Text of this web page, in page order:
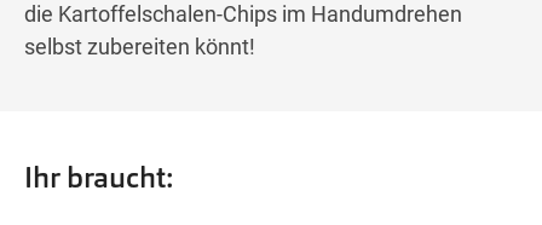
die Kartoffelschalen-Chips im Handumdrehen
selbst zubereiten könnt!
Ihr braucht: